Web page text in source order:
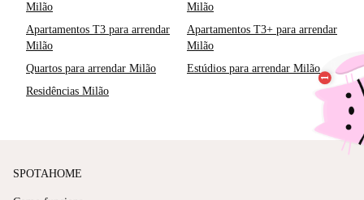
Milão
Milão
Apartamentos T3 para arrendar
Milão
Apartamentos T3+ para arrendar
Milão
Quartos para arrendar Milão
Estúdios para arrendar Milão
Residências Milão
SPOTAHOME